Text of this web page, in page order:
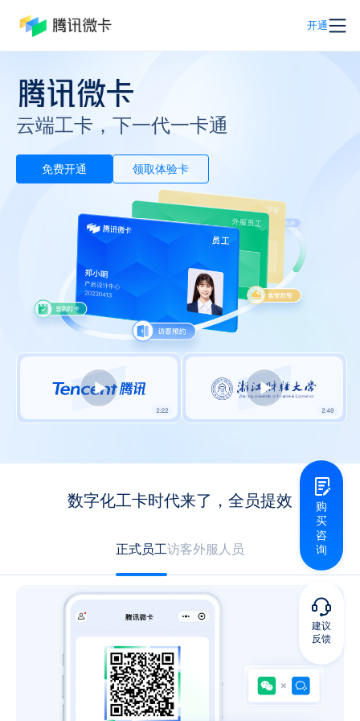
开通
购
买
咨
询
建议
反馈
云端工卡，下一代一卡通
免费开通 领取体验卡
数字化工卡时代来了，全员提效
正式员工访客外服人员